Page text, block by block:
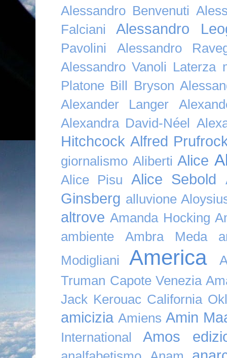
Alessandro Benvenuti
Falciani
Alessandro
Pavolini
Alessandro
Alessandro Vanoli Laterza
Platone Bill Bryson
Alexander Langer
Alexandra David-Néel
Hitchcock Alfred
giornalismo Aliberti Alice
Alice Pisu Alice Sebold
Ginsberg alluvione
altrove Amanda Hocking
ambiente
Ambra Meda
Modigliani
America
Truman Capote Venezia
Jack Kerouac California
amicizia Amiens Amin
International Amos